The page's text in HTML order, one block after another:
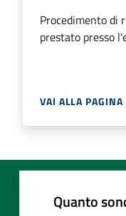
Procedimento di
prestato presso
VAI ALLA PAGINA
Quanto